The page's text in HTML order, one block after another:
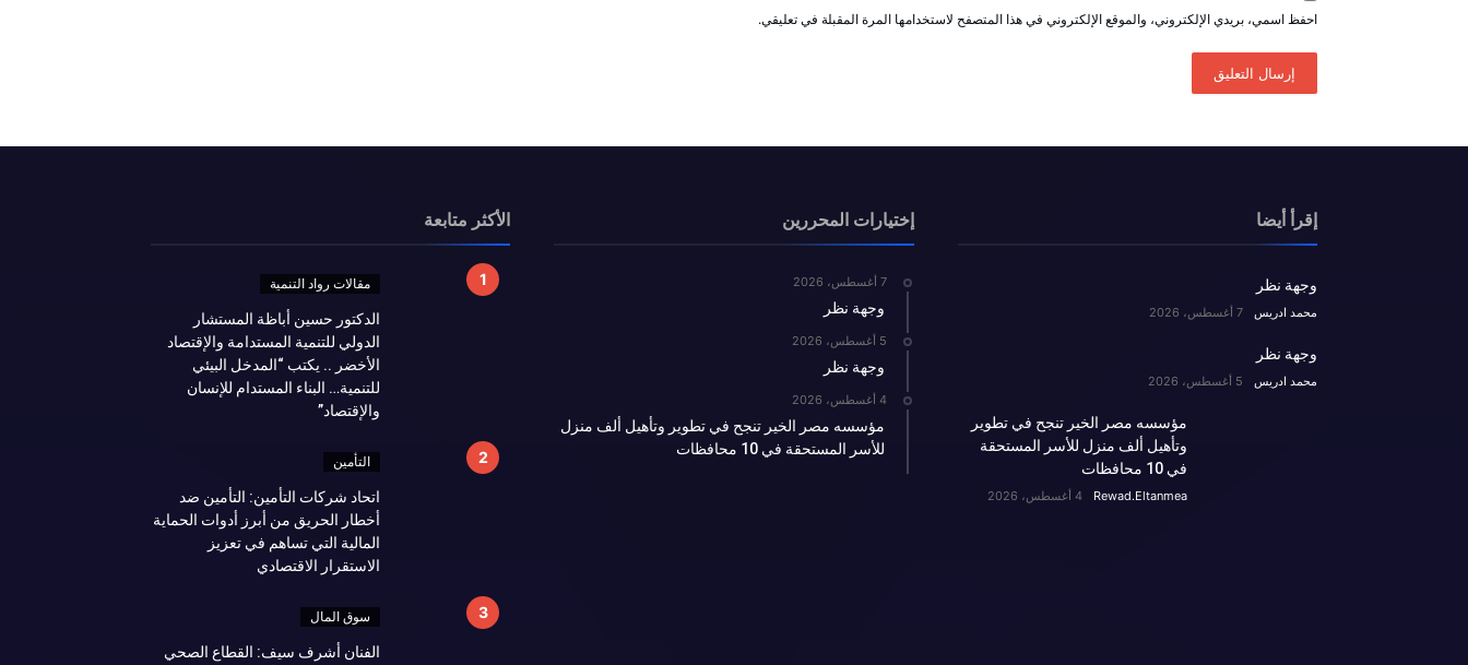
احفظ اسمي، بريدي الإلكتروني، والموقع الإلكتروني في هذا المتصفح لاستخدامها المرة المقبلة في تعليقي.
إقرأ أيضا
وجهة نظر
محمد ادريس 7 أغسطس، 2026
وجهة نظر
محمد ادريس 5 أغسطس، 2026
مؤسسه مصر الخير تنجح في تطوير
وتأهيل ألف منزل للأسر المستحقة
في 10 محافظات
Rewad.Eltanmea 4 أغسطس، 2026
إختيارات المحررين
7 أغسطس، 2026
وجهة نظر
5 أغسطس، 2026
وجهة نظر
4 أغسطس، 2026
مؤسسه مصر الخير تنجح في تطوير وتأهيل ألف منزل
للأسر المستحقة في 10 محافظات
الأكثر متابعة
مقالات رواد التنمية
الدكتور حسين أباظة المستشار
الدولي للتنمية المستدامة والإقتصاد
الأخضر .. يكتب “المدخل البيئي
للتنمية… البناء المستدام للإنسان
والإقتصاد”
التأمين
اتحاد شركات التأمين: التأمين ضد
أخطار الحريق من أبرز أدوات الحماية
المالية التي تساهم في تعزيز
الاستقرار الاقتصادي
سوق المال
الفنان أشرف سيف: القطاع الصحي